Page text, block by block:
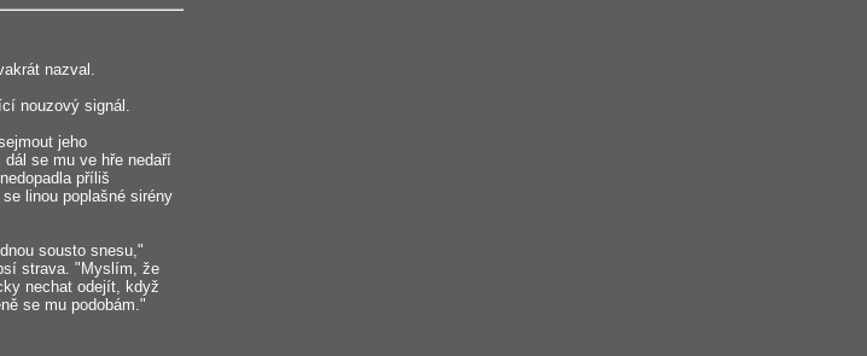
nazval.
nouzový signál.
jeho
se mu ve hře nedaří
příliš
linou poplašné sirény
sousto snesu,"
strava. "Myslím, že
nechat odejít, když
se mu podobám."